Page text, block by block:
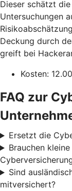
Dieser schätzt
Untersuchungen
Deckung durch
greift bei
Kosten:
FAQ zur
Ersetzt die
Brauchen
Sind
mitversichert?